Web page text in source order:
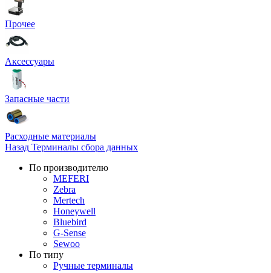
Прочее
Аксессуары
Запасные части
Расходные материалы
Назад Терминалы сбора данных
По производителю
MEFERI
Zebra
Mertech
Honeywell
Bluebird
G-Sense
Sewoo
По типу
Ручные терминалы